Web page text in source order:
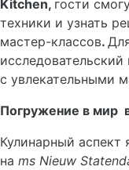
Kitchen, гости
техники и узнать
мастер-классов.
исследовательский
с увлекательными
Погружение в мир
Кулинарный аспект
на ms Nieuw